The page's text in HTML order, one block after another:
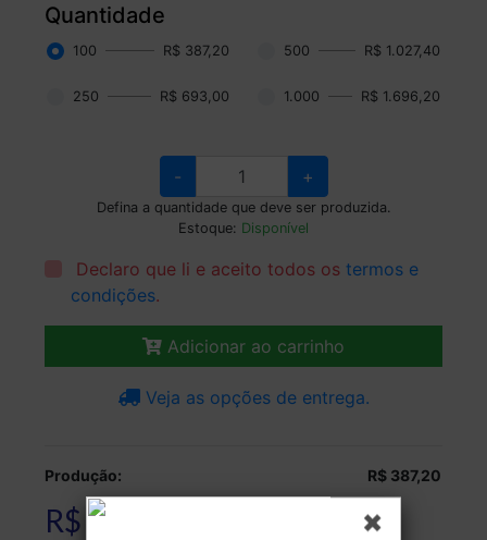
Quantidade
100 R$ 387,20 500 R$ 1.027,40
250 R$ 693,00 1.000 R$ 1.696,20
- +
Defina a quantidade que deve ser produzida.
Estoque: Disponível
Declaro que li e aceito todos ostermos e
condições.
Adicionar ao carrinho
Veja as opções de entrega.
Produção: R$ 387,20
R$ 387,20